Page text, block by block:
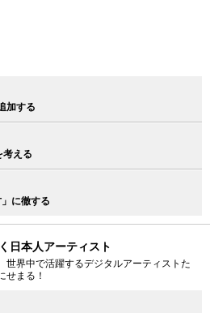
加する
考える
に徹する
日本人アーティスト
世界中で活躍するデジタルアーティストた
せまる！